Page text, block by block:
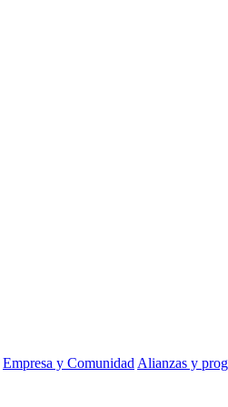
Empresa y ComunidadAlianzas y